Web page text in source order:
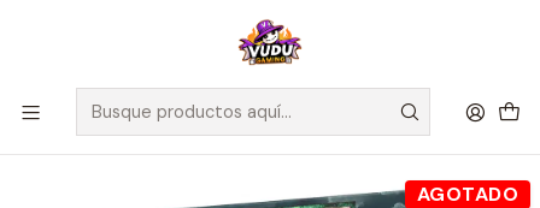
🚀 ¡Despachamos a todo Chile! Envío GRATIS a Regiones sobre
$100.000 y a RM sobre $35.000
Inicio Juegos de Mesa Expansiones
Arkham Horror: Secretos de la Orden - Español
AGOTADO